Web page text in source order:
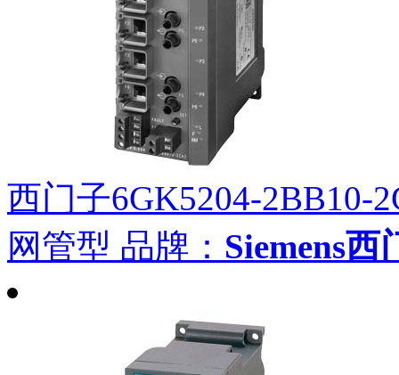
西门子6GK5204-2BB10-
网管型 品牌： Siemens西